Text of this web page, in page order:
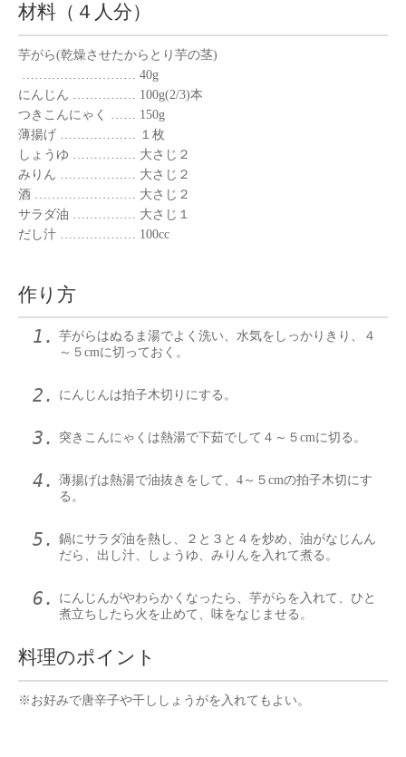
材料（４人分）
芋がら(乾燥させたからとり芋の茎)
……………………… 40g
にんじん …………… 100g(2/3)本
つきこんにゃく …… 150g
薄揚げ ……………… １枚
しょうゆ …………… 大さじ２
みりん ……………… 大さじ２
酒 …………………… 大さじ２
サラダ油 …………… 大さじ１
だし汁 ……………… 100cc
作り方
芋がらはぬるま湯でよく洗い、水気をしっかりきり、４
～５cmに切っておく。
にんじんは拍子木切りにする。
突きこんにゃくは熱湯で下茹でして４～５cmに切る。
薄揚げは熱湯で油抜きをして、4～５cmの拍子木切にす
る。
鍋にサラダ油を熱し、２と３と４を炒め、油がなじんん
だら、出し汁、しょうゆ、みりんを入れて煮る。
にんじんがやわらかくなったら、芋がらを入れて、ひと
煮立ちしたら火を止めて、味をなじませる。
料理のポイント
※お好みで唐辛子や干ししょうがを入れてもよい。